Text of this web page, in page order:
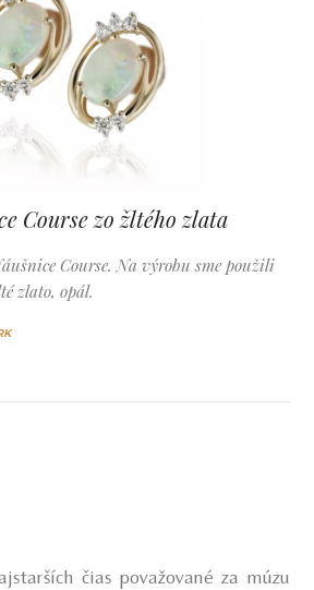
Course zo žltého zlata
Course. Na výrobu sme použili
zlato, opál.
čias považované za múzu